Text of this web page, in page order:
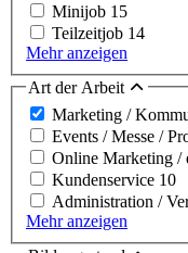
Minijob 15
Teilzeitjob 14
Mehr anzeigen
Art der Arbeit
Marketing /
Events / Messe /
Online Marketing /
Kundenservice 10
Administration /
Mehr anzeigen